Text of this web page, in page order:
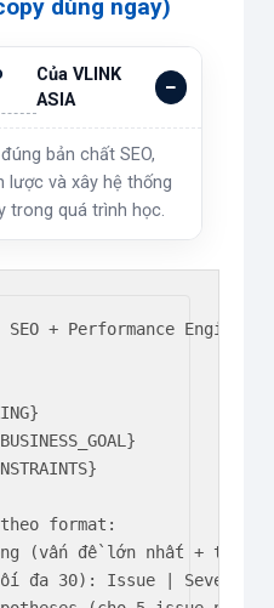
dùng ngay)
Của VLINK
ASIA
bản chất SEO,
lược và xây hệ thống
trong quá trình học.
+ Performance Engineer.
format:
(vấn đề lớn nhất + tác
đa 30): Issue | Severity |